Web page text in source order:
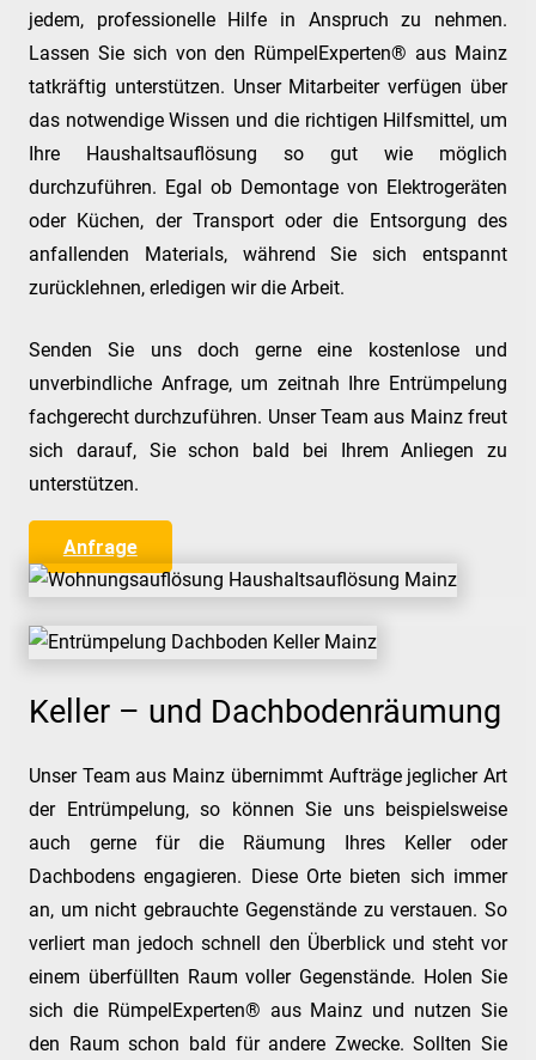
jedem, professionelle Hilfe in Anspruch zu nehmen.
Lassen Sie sich von den RümpelExperten® aus Mainz
tatkräftig unterstützen. Unser Mitarbeiter verfügen über
das notwendige Wissen und die richtigen Hilfsmittel, um
Ihre Haushaltsauflösung so gut wie möglich
durchzuführen. Egal ob Demontage von Elektrogeräten
oder Küchen, der Transport oder die Entsorgung des
anfallenden Materials, während Sie sich entspannt
zurücklehnen, erledigen wir die Arbeit.
Senden Sie uns doch gerne eine kostenlose und
unverbindliche Anfrage, um zeitnah Ihre Entrümpelung
fachgerecht durchzuführen. Unser Team aus Mainz freut
sich darauf, Sie schon bald bei Ihrem Anliegen zu
unterstützen.
Anfrage
Keller – und Dachbodenräumung
Unser Team aus Mainz übernimmt Aufträge jeglicher Art
der Entrümpelung, so können Sie uns beispielsweise
auch gerne für die Räumung Ihres Keller oder
Dachbodens engagieren. Diese Orte bieten sich immer
an, um nicht gebrauchte Gegenstände zu verstauen. So
verliert man jedoch schnell den Überblick und steht vor
einem überfüllten Raum voller Gegenstände. Holen Sie
sich die RümpelExperten® aus Mainz und nutzen Sie
den Raum schon bald für andere Zwecke. Sollten Sie